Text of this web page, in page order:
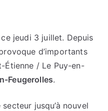
ce jeudi 3 juillet. Depuis
d’importants
Étienne / Le Puy-en-
Feugerolles.
jusqu’à nouvel